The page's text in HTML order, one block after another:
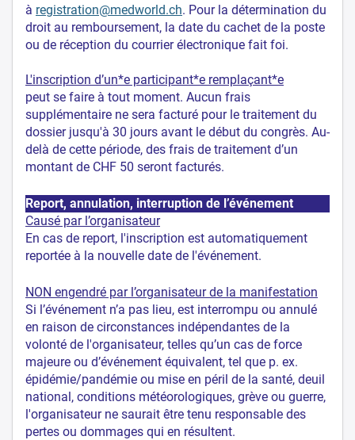
à registration@medworld.ch. Pour la détermination du
droit au remboursement, la date du cachet de la poste
ou de réception du courrier électronique fait foi.
L'inscription d’un*e participant*e remplaçant*e
peut se faire à tout moment. Aucun frais
supplémentaire ne sera facturé pour le traitement du
dossier jusqu'à 30 jours avant le début du congrès. Au-
delà de cette période, des frais de traitement d’un
montant de CHF 50 seront facturés.
Report, annulation, interruption de l’événement
Causé par l’organisateur
En cas de report, l'inscription est automatiquement
reportée à la nouvelle date de l'événement.
NON engendré par l’organisateur de la manifestation
Si l’événement n’a pas lieu, est interrompu ou annulé
en raison de circonstances indépendantes de la
volonté de l'organisateur, telles qu’un cas de force
majeure ou d’événement équivalent, tel que p. ex.
épidémie/pandémie ou mise en péril de la santé, deuil
national, conditions météorologiques, grève ou guerre,
l'organisateur ne saurait être tenu responsable des
pertes ou dommages qui en résultent.